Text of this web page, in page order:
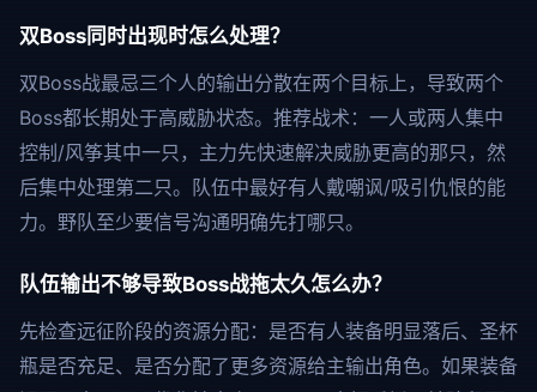
双Boss同时出现时怎么处理？
双Boss战最忌三个人的输出分散在两个目标上，导致两个
Boss都长期处于高威胁状态。推荐战术：一人或两人集中
控制/风筝其中一只，主力先快速解决威胁更高的那只，然
后集中处理第二只。队伍中最好有人戴嘲讽/吸引仇恨的能
力。野队至少要信号沟通明确先打哪只。
队伍输出不够导致Boss战拖太久怎么办？
先检查远征阶段的资源分配：是否有人装备明显落后、圣杯
瓶是否充足、是否分配了更多资源给主输出角色。如果装备